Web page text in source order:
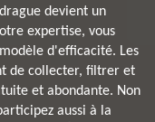
devient un
expertise, vous
d'efficacité. Les
de collecter, filtrer et
et abondante. Non
aussi à la